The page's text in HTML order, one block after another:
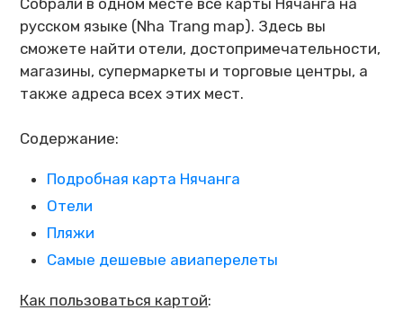
Собрали в одном месте все карты Нячанга на
русском языке (Nha Trang map). Здесь вы
сможете найти отели, достопримечательности,
магазины, супермаркеты и торговые центры, а
также адреса всех этих мест.
Содержание:
Подробная карта Нячанга
Отели
Пляжи
Самые дешевые авиаперелеты
Как пользоваться картой: